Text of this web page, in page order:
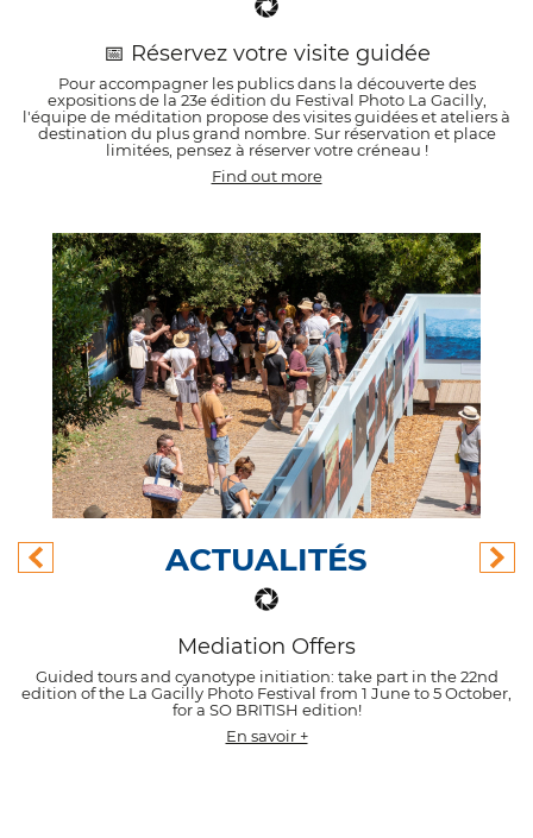
📅 Réservez votre visite guidée
Pour accompagner les publics dans la découverte des
expositions de la 23e édition du Festival Photo La Gacilly,
l'équipe de méditation propose des visites guidées et ateliers à
destination du plus grand nombre. Sur réservation et place
limitées, pensez à réserver votre créneau !
Find out more
ACTUALITÉS
Mediation Offers
Guided tours and cyanotype initiation: take part in the 22nd
edition of the La Gacilly Photo Festival from 1 June to 5 October,
for a SO BRITISH edition!
En savoir +